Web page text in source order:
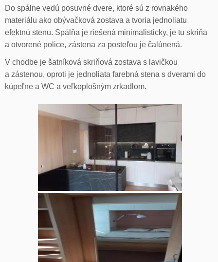
Do spálne vedú posuvné dvere, ktoré sú z rovnakého
materiálu ako obývačková zostava a tvoria jednoliatu
efektnú stenu. Spálňa je riešená minimalisticky, je tu skriňa
a otvorené police, zástena za posteľou je čalúnená.
V chodbe je šatníková skriňová zostava s lavičkou
a zástenou, oproti je jednoliata farebná stena s dverami do
kúpeľne a WC a veľkoplošným zrkadlom.